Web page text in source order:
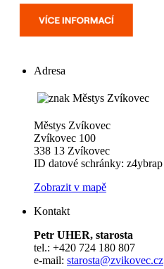
Adresa
Městys Zvíkovec
Zvíkovec 100
338 13 Zvíkovec
ID datové schránky: z4ybrap
Zobrazit v mapě
Kontakt
Petr UHER, starosta
tel.: +420 724 180 807
e-mail: starosta@zvikovec.cz